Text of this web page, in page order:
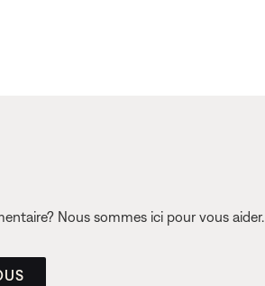
Nous sommes ici pour vous aider.